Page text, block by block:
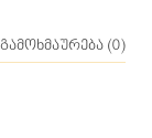
გამოხმაურება (0)